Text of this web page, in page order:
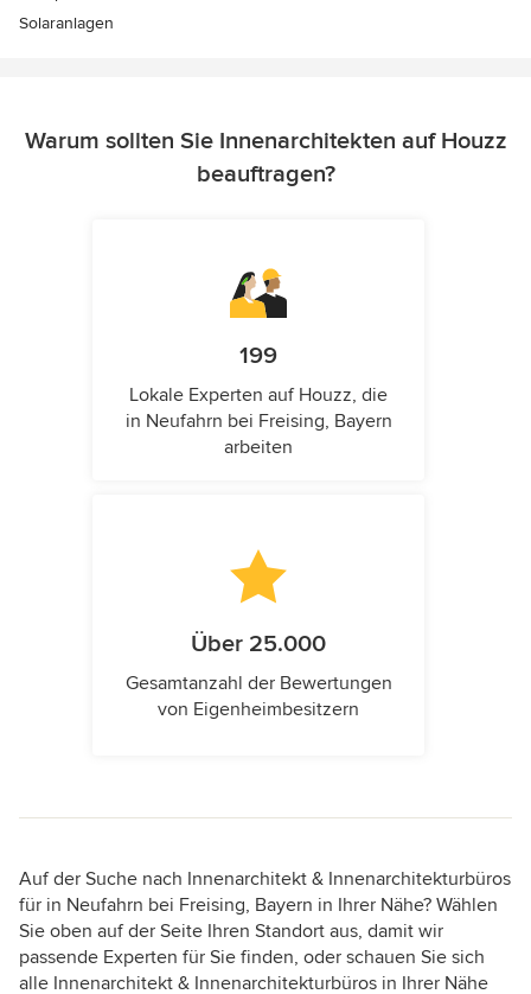
Solaranlagen
Warum sollten Sie Innenarchitekten auf Houzz
beauftragen?
199
Lokale Experten auf Houzz, die
in Neufahrn bei Freising, Bayern
arbeiten
Über 25.000
Gesamtanzahl der Bewertungen
von Eigenheimbesitzern
Auf der Suche nach Innenarchitekt & Innenarchitekturbüros
für in Neufahrn bei Freising, Bayern in Ihrer Nähe? Wählen
Sie oben auf der Seite Ihren Standort aus, damit wir
passende Experten für Sie finden, oder schauen Sie sich
alle Innenarchitekt & Innenarchitekturbüros in Ihrer Nähe